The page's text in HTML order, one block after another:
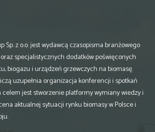
Sp. z o.o. jest wydawcą czasopisma branżowego
specjalistycznych dodatków poświęconych
biogazu i urządzeń grzewczych na biomasę.
uzupełnia organizacja konferencji i spotkań
jest stworzenie platformy wymiany wiedzy i
aktualnej sytuacji rynku biomasy w Polsce i